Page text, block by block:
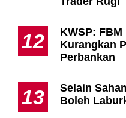
12
KWSP:
Kurangkan
Perbankan
13
Selain
Boleh